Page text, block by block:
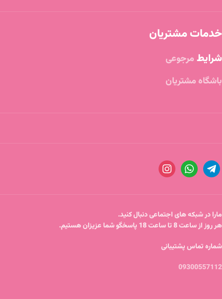
خدمات مشتریان
شرایط مرجوعی
باشگاه مشتریان
مارا در شبکه های اجتماعی دنبال کنید.
هر روز از ساعت 8 تا ساعت 18 پاسخگو شما عزیزان هستیم.
شماره تماس پشتیبانی
09300557112